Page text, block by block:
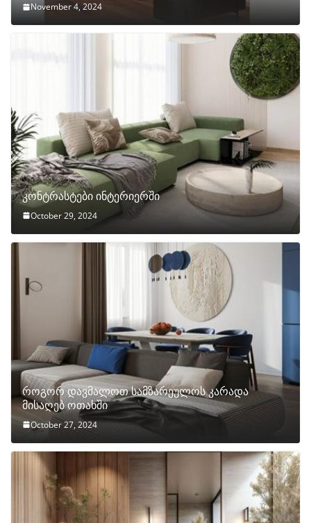
November 4, 2024
კონტრასტები ინტერიერში
October 29, 2024
როგორ დავმალოთ სამზარეულოს კარადა
მისაღებ ოთახში
October 27, 2024